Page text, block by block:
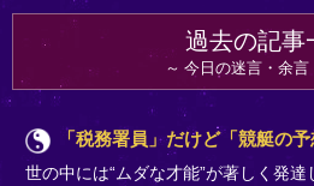
過去の記事
今日の迷言・余言
「税務署員」だけど「競艇の
世の中には“ムダな才能”が著しく発